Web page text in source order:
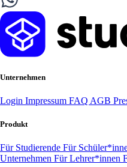
Unternehmen
Login Impressum FAQ AGB
Produkt
Für Studierende Für
Unternehmen Für Lehrer*innen